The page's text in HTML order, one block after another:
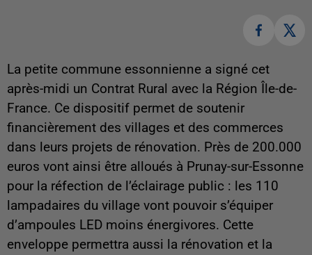
La petite commune essonnienne a signé cet
après-midi un Contrat Rural avec la Région Île-de-
France. Ce dispositif permet de soutenir
financièrement des villages et des commerces
dans leurs projets de rénovation. Près de 200.000
euros vont ainsi être alloués à Prunay-sur-Essonne
pour la réfection de l’éclairage public : les 110
lampadaires du village vont pouvoir s’équiper
d’ampoules LED moins énergivores. Cette
enveloppe permettra aussi la rénovation et la